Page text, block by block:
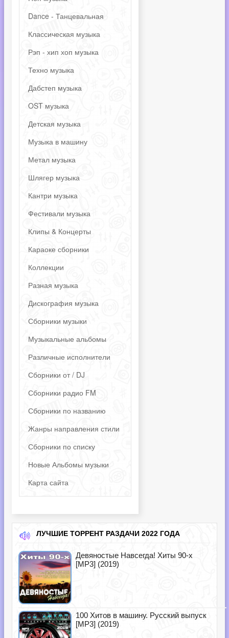
Dance - Танцевальная
Классическая музыка
Рэп - хип хоп музыка
Техно музыка
Дабстеп музыка
OST музыка
Детская музыка
Музыка в машину
Метал музыка
Шлягер музыка
Кантри музыка
Фестивали музыка
Клипы & Концерты
Караоке сборники
Коллекции
Разная музыка
Дискография музыка
Сборники музыки
Музыкальные альбомы
Различные исполнители
Сборники от / DJ
Сборники радио FM
Сборники по названию
Жанры направления стили
Сборники по списку
Новые Альбомы музыки
Карта сайта
ЛУЧШИЕ ТОРРЕНТ РАЗДАЧИ 2022 ГОДА
Девяностые Навсегда! Хиты 90-х
[MP3] (2019)
100 Хитов в машину. Русский выпуск
[MP3] (2019)